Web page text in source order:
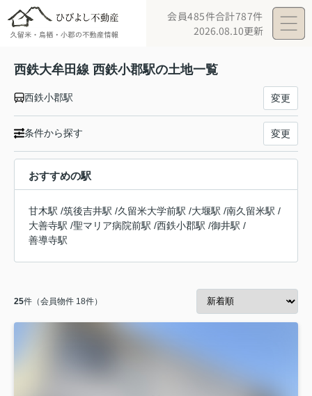
会員485件合計787件
2026.08.10更新
西鉄大牟田線 西鉄小郡駅の土地一覧
西鉄小郡駅 変更
条件から探す 変更
おすすめの駅
甘木駅 /筑後吉井駅 /久留米大学前駅 /大堰駅 /南久留米駅 /
大善寺駅 /聖マリア病院前駅 /西鉄小郡駅 /御井駅 /
善導寺駅
25件（会員物件 18件）